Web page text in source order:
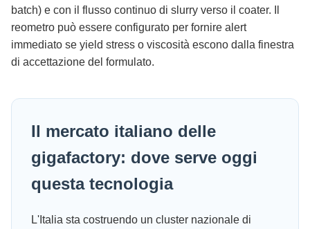
batch) e con il flusso continuo di slurry verso il coater. Il
reometro può essere configurato per fornire alert
immediato se yield stress o viscosità escono dalla finestra
di accettazione del formulato.
Il mercato italiano delle
gigafactory: dove serve oggi
questa tecnologia
L'Italia sta costruendo un cluster nazionale di